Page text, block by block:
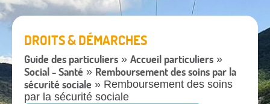
DROITS & DÉMARCHES
Guide des particuliers » Accueil particuliers »
Social - Santé » Remboursement des soins par la
sécurité sociale » Remboursement des soins
par la sécurité sociale